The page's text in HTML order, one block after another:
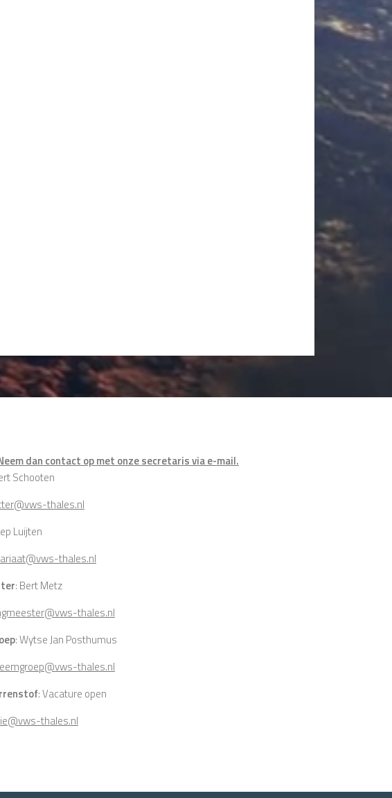
dan contact op met onze secretaris via e-mail.
Schooten
thales.nl
Luijten
thales.nl
: Bert Metz
thales.nl
: Wytse Jan Posthumus
thales.nl
: Vacature open
thales.nl